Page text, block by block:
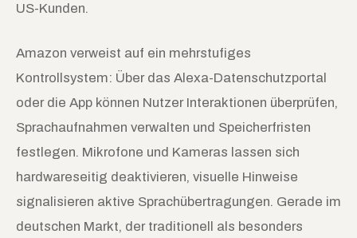
US-Kunden.
Amazon verweist auf ein mehrstufiges
Kontrollsystem: Über das Alexa-Datenschutzportal
oder die App können Nutzer Interaktionen überprüfen,
Sprachaufnahmen verwalten und Speicherfristen
festlegen. Mikrofone und Kameras lassen sich
hardwareseitig deaktivieren, visuelle Hinweise
signalisieren aktive Sprachübertragungen. Gerade im
deutschen Markt, der traditionell als besonders